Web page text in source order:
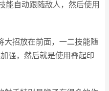
能自动跟随敌人，然后使用
大招放在前面，一二技能随
强，然后就是使用叠起印